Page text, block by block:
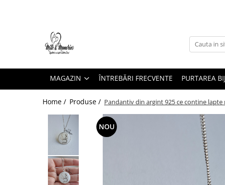
Brățări aur
Brățări argintMAGAZIN ÎNTREBĂRI FRECVENTE PURTAREA
Home / Produse / Pandantiv din argint 925 ce contine
NOU